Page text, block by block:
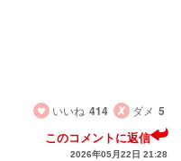
いいね 414 ダメ 5
このコメントに返信
2026年05月22日 21:28